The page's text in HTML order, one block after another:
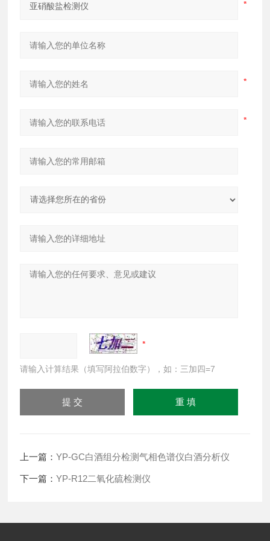
请输入计算结果（填写阿拉伯数字），如：三加四=7
上一篇：YP-GC白酒组分检测气相色谱仪白酒分析仪
下一篇：YP-R12二氧化硫检测仪